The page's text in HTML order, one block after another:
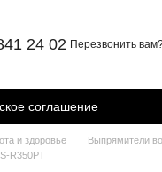
24 02 Перезвонить
соглашение
и здоровье Выпрямители
R350PT